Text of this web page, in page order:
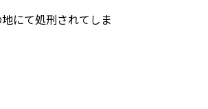
にて処刑されてしま